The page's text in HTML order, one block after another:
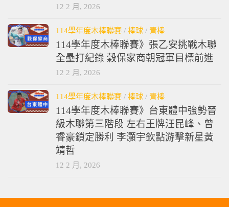
12 2 月, 2026
114學年度木棒聯賽 / 棒球 / 青棒
114學年度木棒聯賽》張乙安挑戰木聯
全壘打紀錄 穀保家商朝冠軍目標前進
12 2 月, 2026
114學年度木棒聯賽 / 棒球 / 青棒
114學年度木棒聯賽》台東體中強勢晉
級木聯第三階段 左右王牌汪昆峰、曾
睿豪鎖定勝利 李灝宇欽點游擊新星黃
靖哲
12 2 月, 2026